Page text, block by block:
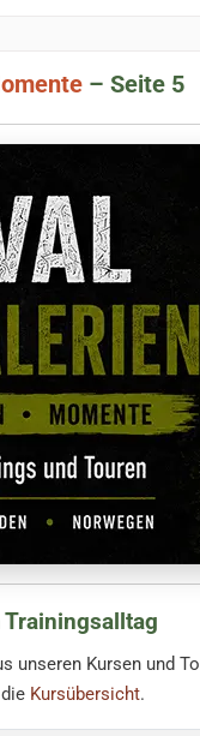
– Seite 5
unseren Kursen und
Kursübersicht.